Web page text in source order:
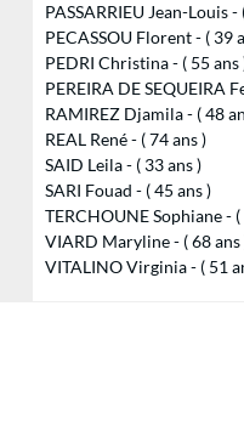
PASSARRIEU Jean-Louis -
PECASSOU Florent - ( 39
PEDRI Christina - ( 55 ans
PEREIRA DE SEQUEIRA
RAMIREZ Djamila - ( 48
REAL René - ( 74 ans )
SAID Leila - ( 33 ans )
SARI Fouad - ( 45 ans )
TERCHOUNE Sophiane - (
VIARD Maryline - ( 68 ans
VITALINO Virginia - ( 51